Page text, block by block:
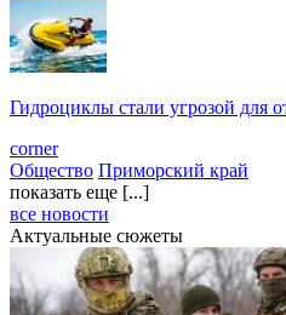
Гидроциклы стали угрозой для
corner
Общество Приморский край
показать еще [...]
все новости
Актуальные сюжеты